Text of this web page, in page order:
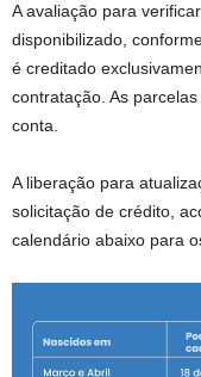
A avaliação para
disponibilizado,
é creditado
contratação. As
conta.
A liberação para
solicitação de crédito,
calendário abaixo para